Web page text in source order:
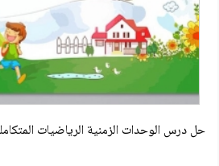
حل درس الوحدات الزمنية الرياضيات